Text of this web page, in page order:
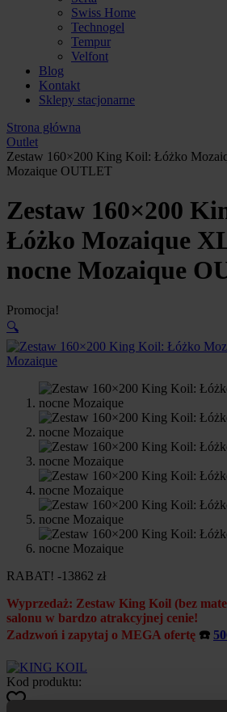
Swiss Home
Technogel
Tempur
Velfont
Blog
Kontakt
Sklepy stacjonarne
Strona główna
Outlet
Zestaw 160×200 King Koil: Łóżko
Mozaique OUTLET
Zestaw 160×200
Łóżko Mozaique
nocne Mozaique
Promocja!
🔍
RABAT! -13862 zł
Wyprzedaż: Zestaw King Koil (bez
salonu w bardzo atrakcyjnej cenie!
Zadzwoń i zapytaj o MEGA ofertę ☎️
Kod produktu:
Dodaj do ulubionych